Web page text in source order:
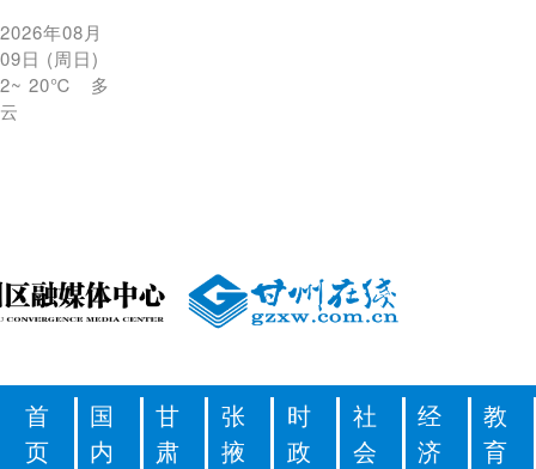
2026年08月
09日 (周日)
2~ 20℃
多
云
首
页
国
内
甘
肃
张
掖
时
政
社
会
经
济
教
育